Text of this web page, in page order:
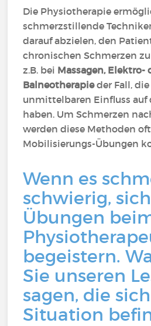
Die Physiotherapie
schmerzstillende
darauf abzielen, den
chronischen Schmerzen
z.B. bei Massagen, Elektro-
Balneotherapieder Fall,
unmittelbaren Einfluss auf
haben. Um Schmerzen
werden diese Methoden
Mobilisierungs-Übungen
Wenn es
schwierig,
Übungen
begeistern.
Sie unseren
sagen, die
Situation